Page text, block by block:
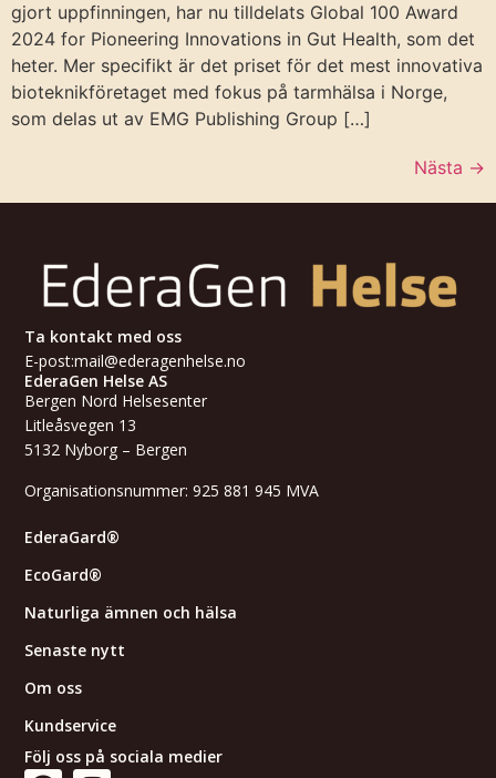
gjort uppfinningen, har nu tilldelats Global 100 Award
2024 for Pioneering Innovations in Gut Health, som det
heter. Mer specifikt är det priset för det mest innovativa
bioteknikföretaget med fokus på tarmhälsa i Norge,
som delas ut av EMG Publishing Group […]
Nästa →
Ta kontakt med oss
E-post:mail@ederagenhelse.no
EderaGen Helse AS
Bergen Nord Helsesenter
Litleåsvegen 13
5132 Nyborg – Bergen
Organisationsnummer: 925 881 945 MVA
EderaGard®
EcoGard®
Naturliga ämnen och hälsa
Senaste nytt
Om oss
Kundservice
Följ oss på sociala medier